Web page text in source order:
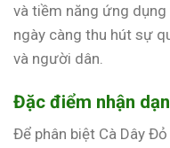
và tiềm năng ứng
ngày càng thu hút sự
và người dân.
Đặc điểm nhận
Để phân biệt Cà Dây